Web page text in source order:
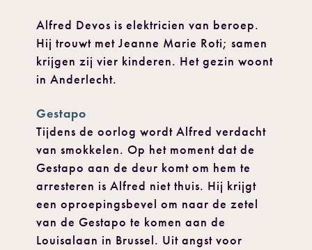
Alfred Devos is elektricien van beroep.
Hij trouwt met Jeanne Marie Roti; samen
krijgen zij vier kinderen. Het gezin woont
in Anderlecht.
Gestapo
Tijdens de oorlog wordt Alfred verdacht
van smokkelen. Op het moment dat de
Gestapo aan de deur komt om hem te
arresteren is Alfred niet thuis. Hij krijgt
een oproepingsbevel om naar de zetel
van de Gestapo te komen aan de
Louisalaan in Brussel. Uit angst voor